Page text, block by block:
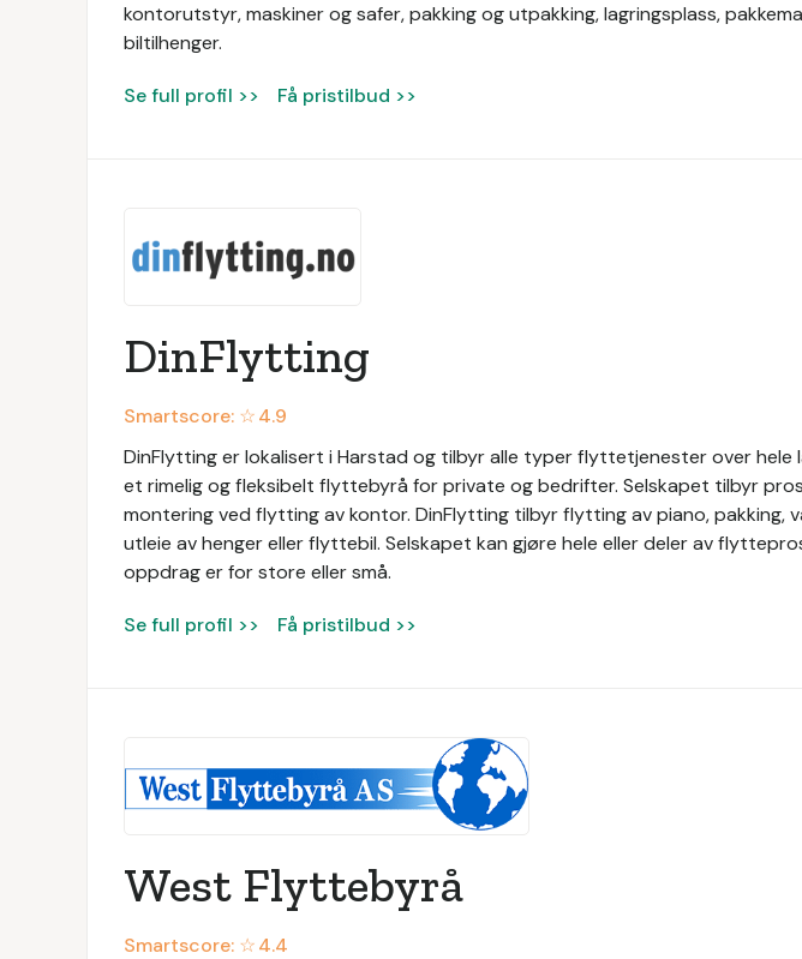
kontorutstyr, maskiner og safer, pakking og utpakking, lagringsplass,
biltilhenger.
Se full profil >> Få pristilbud >>
DinFlytting
Smartscore: ☆4.9
DinFlytting er lokalisert i Harstad og tilbyr alle typer flyttetjenester over hele
et rimelig og fleksibelt flyttebyrå for private og bedrifter. Selskapet tilbyr
montering ved flytting av kontor. DinFlytting tilbyr flytting av piano, pakking,
utleie av henger eller flyttebil. Selskapet kan gjøre hele eller deler av
oppdrag er for store eller små.
Se full profil >> Få pristilbud >>
West Flyttebyrå
Smartscore: ☆4.4